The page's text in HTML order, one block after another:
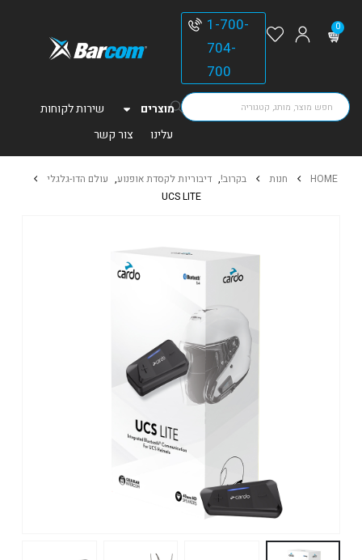
0
1-700-
704-
700
מוצרים
שירות לקוחות
עלינו
צור קשר
HOME חנות בקרוב!, דיבוריות לקסדת אופנוע, עולם הדו-גלגלי
UCS LITE